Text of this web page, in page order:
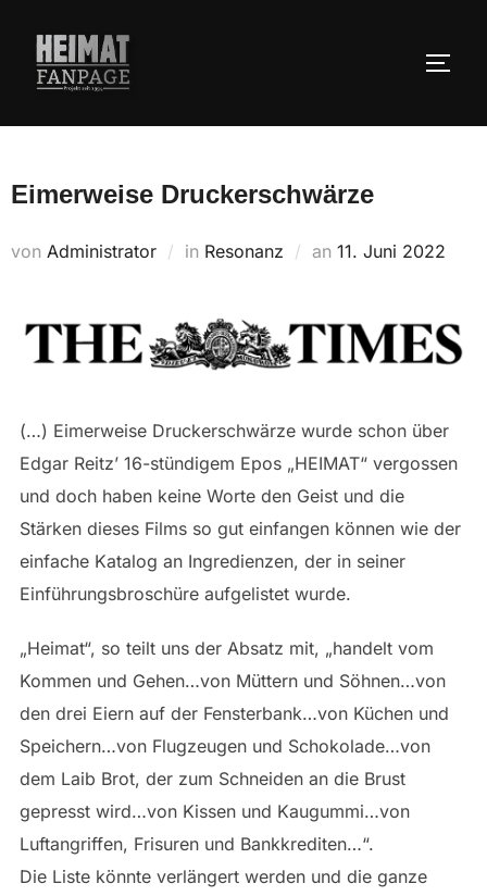
Inhalt
springen
Eimerweise Druckerschwärze
von Administrator in Resonanz an Veröffentlicht
11. Juni 2022
(…) Eimerweise Druckerschwärze wurde schon über
Edgar Reitz’ 16-stündigem Epos „HEIMAT“ vergossen
und doch haben keine Worte den Geist und die
Stärken dieses Films so gut einfangen können wie der
einfache Katalog an Ingredienzen, der in seiner
Einführungsbroschüre aufgelistet wurde.
„Heimat“, so teilt uns der Absatz mit, „handelt vom
Kommen und Gehen…von Müttern und Söhnen…von
den drei Eiern auf der Fensterbank…von Küchen und
Speichern…von Flugzeugen und Schokolade…von
dem Laib Brot, der zum Schneiden an die Brust
gepresst wird…von Kissen und Kaugummi…von
Luftangriffen, Frisuren und Bankkrediten…“.
Die Liste könnte verlängert werden und die ganze